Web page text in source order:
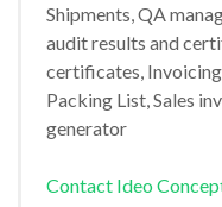
Shipments, QA
audit results and
certificates, Invoicing
Packing List, Sales
generator
Contact Ideo